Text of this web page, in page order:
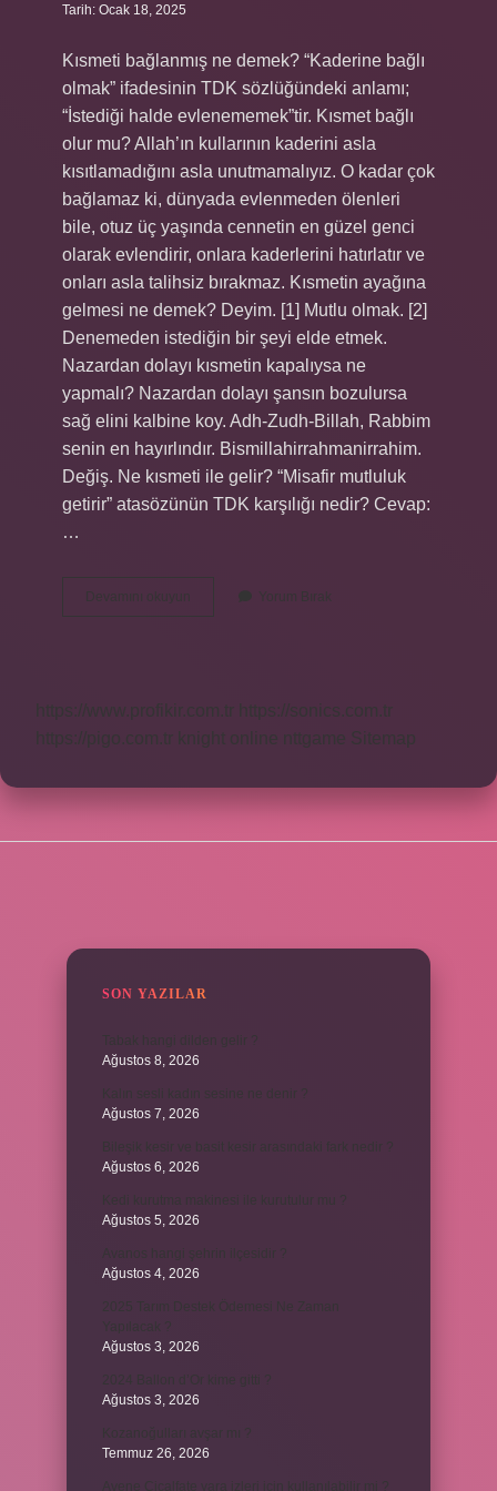
Tarih: Ocak 18, 2025
Kısmeti bağlanmış ne demek? “Kaderine bağlı
olmak” ifadesinin TDK sözlüğündeki anlamı;
“İstediği halde evlenememek”tir. Kısmet bağlı
olur mu? Allah’ın kullarının kaderini asla
kısıtlamadığını asla unutmamalıyız. O kadar çok
bağlamaz ki, dünyada evlenmeden ölenleri
bile, otuz üç yaşında cennetin en güzel genci
olarak evlendirir, onlara kaderlerini hatırlatır ve
onları asla talihsiz bırakmaz. Kısmetin ayağına
gelmesi ne demek? Deyim. [1] Mutlu olmak. [2]
Denemeden istediğin bir şeyi elde etmek.
Nazardan dolayı kısmetin kapalıysa ne
yapmalı? Nazardan dolayı şansın bozulursa
sağ elini kalbine koy. Adh-Zudh-Billah, Rabbim
senin en hayırlındır. Bismillahirrahmanirrahim.
Değiş. Ne kısmeti ile gelir? “Misafir mutluluk
getirir” atasözünün TDK karşılığı nedir? Cevap:
…
Devamını okuyun
Kısmetin
Bağlı
Yorum Bırak
https://www.profikir.com.tr
https://sonics.com.tr
https://pigo.com.tr knight online nttgame Sitemap
SON YAZILAR
Ağustos 8, 2026
Ağustos 7, 2026
Ağustos 6, 2026
Ağustos 5, 2026
Ağustos 4, 2026
Ağustos 3, 2026
Ağustos 3, 2026
Temmuz 26, 2026